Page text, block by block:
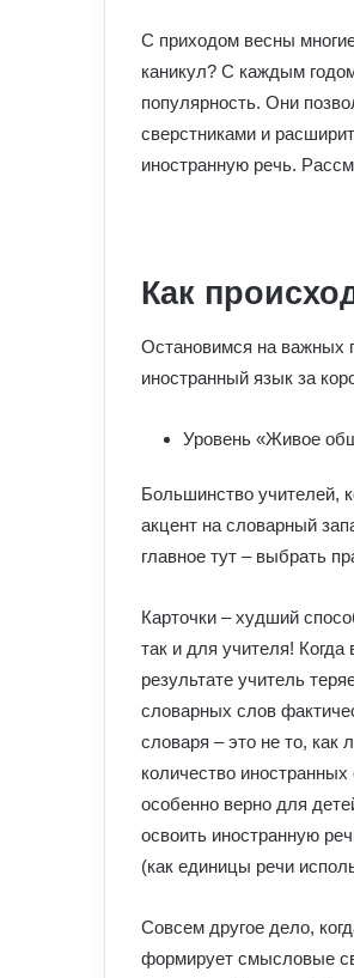
С приходом весны
каникул? С каждым
популярность. Они
сверстниками и
иностранную речь.
Как
Остановимся на важных
иностранный язык за
Уровень «Живое
Большинство учителей,
акцент на словарный
главное тут – выбрать
Карточки – худший
так и для учителя!
результате учитель
словарных слов
словаря – это не то, как
количество
особенно верно для
освоить иностранную
(как единицы речи
Совсем другое дело,
формирует смысловые